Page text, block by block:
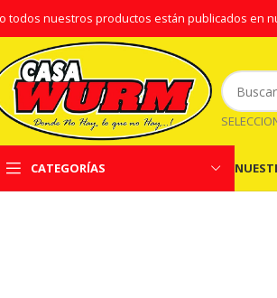
todos nuestros productos están publicados en
CATEGORÍAS